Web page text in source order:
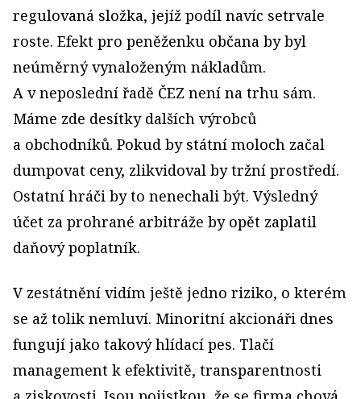
regulovaná složka, jejíž podíl navíc setrvale
roste. Efekt pro peněženku občana by byl
neúměrný vynaloženým nákladům.
A v neposlední řadě ČEZ není na trhu sám.
Máme zde desítky dalších výrobců
a obchodníků. Pokud by státní moloch začal
dumpovat ceny, zlikvidoval by tržní prostředí.
Ostatní hráči by to nenechali být. Výsledný
účet za prohrané arbitráže by opět zaplatil
daňový poplatník.
V zestátnění vidím ještě jedno riziko, o kterém
se až tolik nemluví. Minoritní akcionáři dnes
fungují jako takový hlídací pes. Tlačí
management k efektivitě, transparentnosti